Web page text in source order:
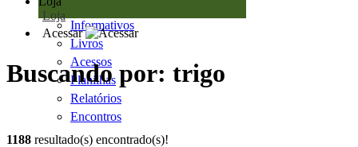
Loja
Informativos
Livros
Acessos
Planilhas
Relatórios
Encontros
Acessar
Buscando por: trigo
1188 resultado(s) encontrado(s)!